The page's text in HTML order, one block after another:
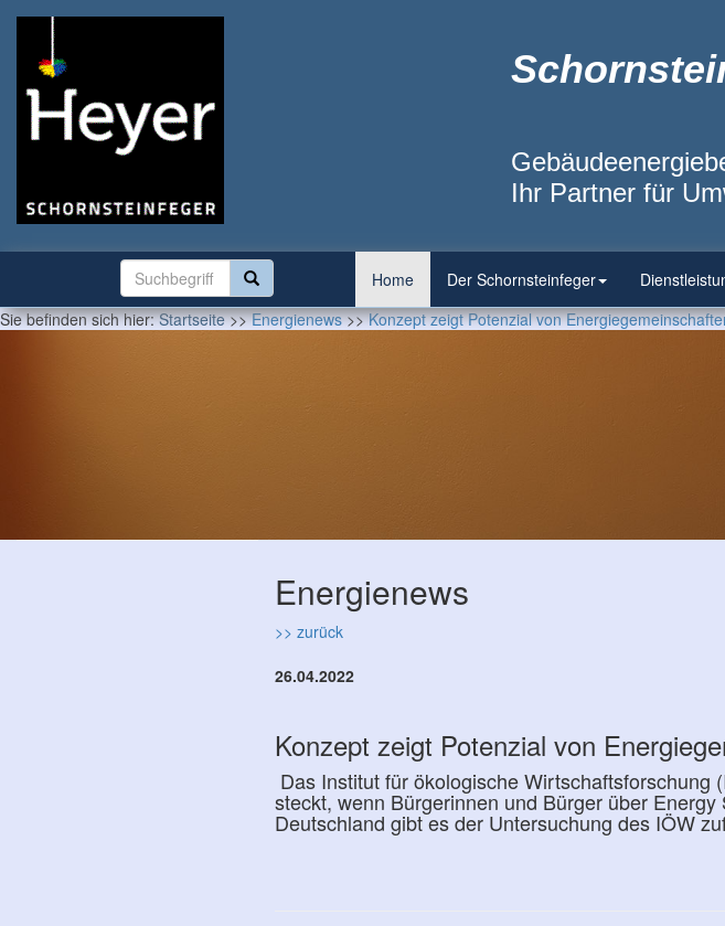
Ihr Partner für
Home Der Schornsteinfeger
Sie befinden sich hier:Startseite>>Energienews>>Konzept zeigt Potenzial von
Energienews
>> zurück
26.04.2022
Konzept zeigt Potenzial von
Das Institut für ökologische
steckt, wenn Bürgerinnen und Bürger über
Deutschland gibt es der Untersuchung des IÖW